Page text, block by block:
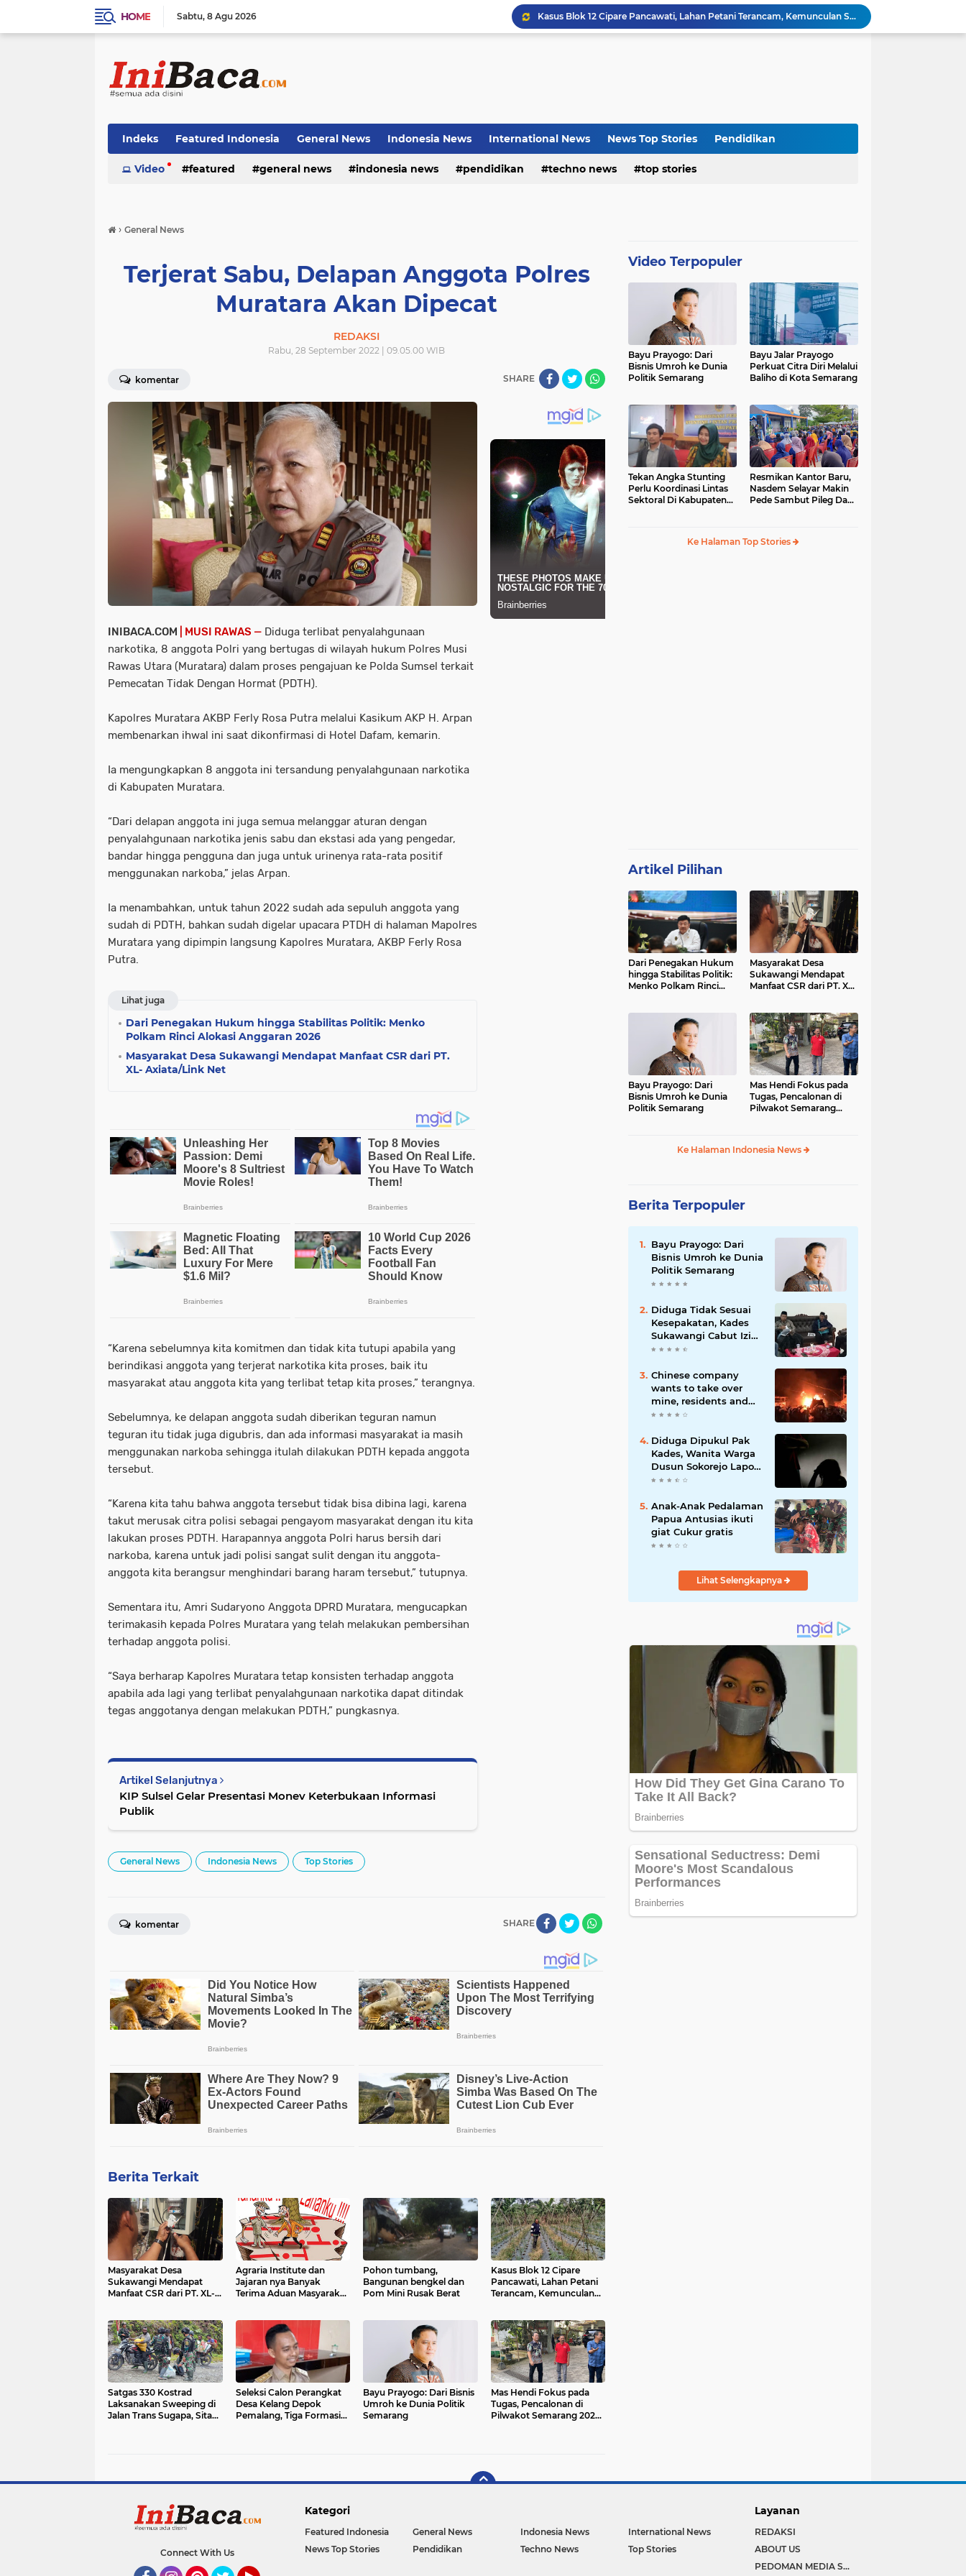
HOME Sabtu 8 Agu 2026
Kasus Blok 12 Cipare Pancawati, Lahan Petani Terancam, Kemunculan Sertipikat PRONA jadi Sorotan
Dari Penegakan Hukum hingga Stabilitas Politik: Menko Polkam Rinci Alokasi Anggaran 2026
Bayu Prayogo: Dari Bisnis Umroh ke Dunia Politik Semarang
Diduga Bertentangan dengan SK Kementerian, BPN Bogor I Terbitkan Perpanjangan HGB PT BSS di Lahan yang Masih Dipersoalkan
Indeks Featured Indonesia General News Indonesia News International News News Top Stories Pendidikan
Techno News Top Stories
Video featured general news indonesia news pendidikan techno news top stories
› General News
Terjerat Sabu, Delapan Anggota Polres
Muratara Akan Dipecat
REDAKSI
Rabu, 28 September 2022 | 09.05.00 WIB
komentar SHARE
INIBACA.COM | MUSI RAWAS — Diduga terlibat penyalahgunaan
narkotika, 8 anggota Polri yang bertugas di wilayah hukum Polres Musi
Rawas Utara (Muratara) dalam proses pengajuan ke Polda Sumsel terkait
Pemecatan Tidak Dengan Hormat (PDTH).
Kapolres Muratara AKBP Ferly Rosa Putra melalui Kasikum AKP H. Arpan
membenarkan ihwal ini saat dikonfirmasi di Hotel Dafam, kemarin.
Ia mengungkapkan 8 anggota ini tersandung penyalahgunaan narkotika
di Kabupaten Muratara.
“Dari delapan anggota ini juga semua melanggar aturan dengan
penyalahgunaan narkotika jenis sabu dan ekstasi ada yang pengedar,
bandar hingga pengguna dan juga untuk urinenya rata-rata positif
menggunakan narkoba,” jelas Arpan.
Ia menambahkan, untuk tahun 2022 sudah ada sepuluh anggota yang
sudah di PDTH, bahkan sudah digelar upacara PTDH di halaman Mapolres
Muratara yang dipimpin langsung Kapolres Muratara, AKBP Ferly Rosa
Putra.
Lihat juga
Dari Penegakan Hukum hingga Stabilitas Politik: Menko
Polkam Rinci Alokasi Anggaran 2026
Masyarakat Desa Sukawangi Mendapat Manfaat CSR dari PT.
XL- Axiata/Link Net
“Karena sebelumnya kita komitmen dan tidak kita tutupi apabila yang
berindikasi anggota yang terjerat narkotika kita proses, baik itu
masyarakat atau anggota kita yang terlibat tetap kita proses,” terangnya.
Sebelumnya, ke delapan anggota sudah diberikan teguran namun
teguran itu tidak juga digubris, dan ada informasi masyarakat ia masih
menggunakan narkoba sehingga itulah dilakukan PDTH kepada anggota
tersebut.
“Karena kita tahu bahwa anggota tersebut tidak bisa dibina lagi, karena
takut merusak citra polisi sebagai pengayom masyarakat dengan itu kita
lakukan proses PDTH. Harapannya anggota Polri harus bersih dari
narkoba, karena untuk jadi polisi sangat sulit dengan itu anggota-
anggota kita berangsur menghindari barang haram tersebut,” tutupnya.
Sementara itu, Amri Sudaryono Anggota DPRD Muratara, mengucapkan
terimakasih kepada Polres Muratara yang telah melakukan pembersihan
terhadap anggota polisi.
“Saya berharap Kapolres Muratara tetap konsisten terhadap anggota
apabila ada lagi yang terlibat penyalahgunaan narkotika dapat ditindak
tegas anggotanya dengan melakukan PDTH,” pungkasnya.
Artikel Selanjutnya
KIP Sulsel Gelar Presentasi Monev Keterbukaan Informasi
Publik
General News Indonesia News Top Stories
SHARE
komentar
Berita Terkait
Masyarakat Desa
Sukawangi Mendapat
Manfaat CSR dari PT. XL-
Agraria Institute dan
Jajaran nya Banyak
Terima Aduan Masyarakat
Pohon tumbang,
Bangunan bengkel dan
Pom Mini Rusak Berat
Kasus Blok 12 Cipare
Pancawati, Lahan Petani
Terancam, Kemunculan
Satgas 330 Kostrad
Laksanakan Sweeping di
Jalan Trans Sugapa, Sita
Seleksi Calon Perangkat
Desa Kelang Depok
Pemalang, Tiga Formasi
Bayu Prayogo: Dari Bisnis
Umroh ke Dunia Politik
Semarang
Mas Hendi Fokus pada
Tugas, Pencalonan di
Pilwakot Semarang 2024
Video Terpopuler
Bayu Prayogo: Dari
Bisnis Umroh ke Dunia
Politik Semarang
Bayu Jalar Prayogo
Perkuat Citra Diri Melalui
Baliho di Kota Semarang
Tekan Angka Stunting
Perlu Koordinasi Lintas
Sektoral Di Kabupaten
Resmikan Kantor Baru,
Nasdem Selayar Makin
Pede Sambut Pileg Dan
Ke Halaman Top Stories
Artikel Pilihan
Dari Penegakan Hukum
hingga Stabilitas Politik:
Menko Polkam Rinci
Masyarakat Desa
Sukawangi Mendapat
Manfaat CSR dari PT. XL-
Bayu Prayogo: Dari
Bisnis Umroh ke Dunia
Politik Semarang
Mas Hendi Fokus pada
Tugas, Pencalonan di
Pilwakot Semarang
Ke Halaman Indonesia News
Berita Terpopuler
Bayu Prayogo: Dari
Bisnis Umroh ke Dunia
Politik Semarang
Diduga Tidak Sesuai
Kesepakatan, Kades
Sukawangi Cabut Izin
Kerjasama Dengan PT
Chinese company
wants to take over
mine, residents and
police clash in Palu
Diduga Dipukul Pak
Kades, Wanita Warga
Dusun Sokorejo Lapor
Polisi Petarukan
Anak-Anak Pedalaman
Papua Antusias ikuti
giat Cukur gratis
Lihat Selengkapnya
Connect With Us
Kategori
Featured Indonesia General News Indonesia News
International News
News Top Stories
Pendidikan Techno News Top Stories
Layanan
REDAKSI
ABOUT US
PEDOMAN MEDIA SIBER